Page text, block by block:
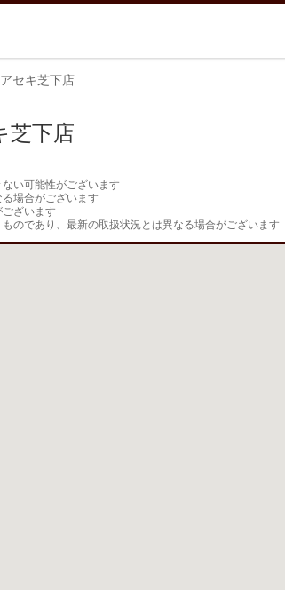
セキ芝下店
芝下店
い可能性がございます
場合がございます
ざいます
のであり、最新の取扱状況とは異なる場合がございます